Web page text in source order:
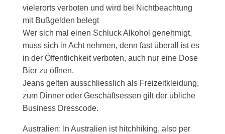
vielerorts verboten und wird bei Nichtbeachtung
mit Bußgelden belegt
Wer sich mal einen Schluck Alkohol genehmigt,
muss sich in Acht nehmen, denn fast überall ist es
in der Öffentlichkeit verboten, auch nur eine Dose
Bier zu öffnen.
Jeans gelten ausschliesslich als Freizeitkleidung,
zum Dinner oder Geschäftsessen gilt der übliche
Business Dresscode.
Australien: In Australien ist hitchhiking, also per